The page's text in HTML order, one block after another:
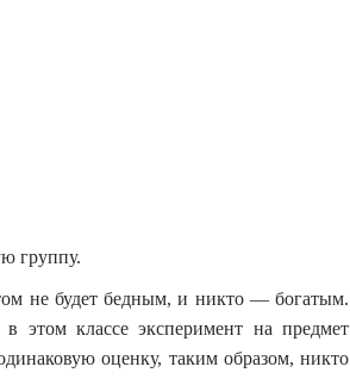
группу.
не будет бедным, и никто — богатым.
этом классе эксперимент на предмет
оценку, таким образом, никто